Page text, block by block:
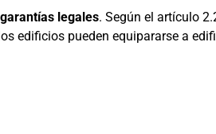
legales. Según el artículo
edificios pueden equipararse a